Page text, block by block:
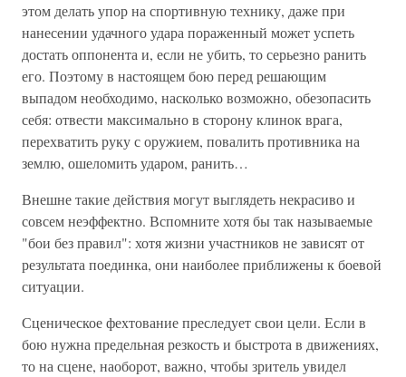
этом делать упор на спортивную технику, даже при
нанесении удачного удара пораженный может успеть
достать оппонента и, если не убить, то серьезно ранить
его. Поэтому в настоящем бою перед решающим
выпадом необходимо, насколько возможно, обезопасить
себя: отвести максимально в сторону клинок врага,
перехватить руку с оружием, повалить противника на
землю, ошеломить ударом, ранить…
Внешне такие действия могут выглядеть некрасиво и
совсем неэффектно. Вспомните хотя бы так называемые
"бои без правил": хотя жизни участников не зависят от
результата поединка, они наиболее приближены к боевой
ситуации.
Сценическое фехтование преследует свои цели. Если в
бою нужна предельная резкость и быстрота в движениях,
то на сцене, наоборот, важно, чтобы зритель увидел